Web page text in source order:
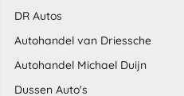
DR Autos
Autohandel van Driessche
Autohandel Michael Duijn
Dussen Auto's